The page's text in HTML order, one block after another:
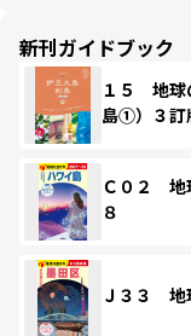
新刊ガイドブック
１５ 地
島①）３訂
Ｃ０２ 地
８
Ｊ３３ 地